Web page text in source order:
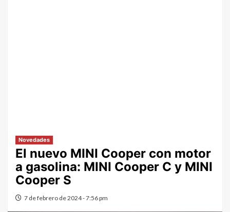
Novedades
El nuevo MINI Cooper con motor
a gasolina: MINI Cooper C y MINI
Cooper S
7 de febrero de 2024 - 7:56 pm